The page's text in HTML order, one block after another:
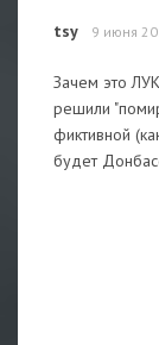
tsy 9 июня
Зачем это
решили
фиктивной
будет